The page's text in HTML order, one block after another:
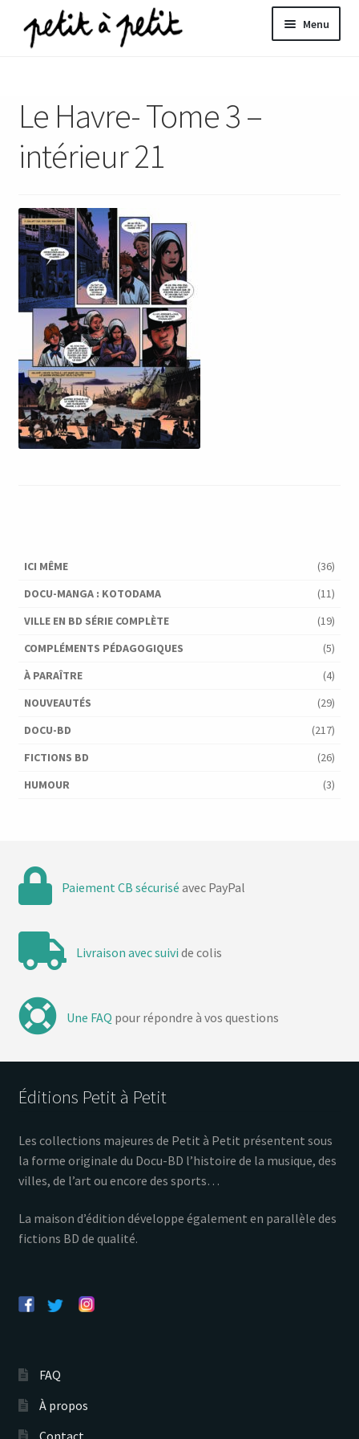
Aller
à
Aller
au
Menu
Le Havre- Tome 3 –
intérieur 21
ICI MÊME
(36)
DOCU-MANGA : KOTODAMA
(11)
VILLE EN BD SÉRIE COMPLÈTE
(19)
COMPLÉMENTS PÉDAGOGIQUES
(5)
À PARAÎTRE
(4)
NOUVEAUTÉS
(29)
DOCU-BD
(217)
FICTIONS BD
(26)
HUMOUR
(3)
Paiement CB sécurisé avec PayPal
Livraison avec suivi de colis
Une FAQ pour répondre à vos questions
Éditions Petit à Petit
Les collections majeures de Petit à Petit présentent sous
la forme originale du Docu-BD l’histoire de la musique, des
villes, de l’art ou encore des sports…
La maison d’édition développe également en parallèle des
fictions BD de qualité.
FAQ
À propos
Contact